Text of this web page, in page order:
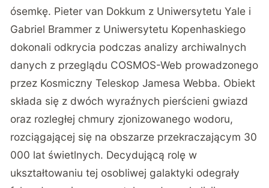
ósemkę. Pieter van Dokkum z Uniwersytetu Yale i
Gabriel Brammer z Uniwersytetu Kopenhaskiego
dokonali odkrycia podczas analizy archiwalnych
danych z przeglądu COSMOS-Web prowadzonego
przez Kosmiczny Teleskop Jamesa Webba. Obiekt
składa się z dwóch wyraźnych pierścieni gwiazd
oraz rozległej chmury zjonizowanego wodoru,
rozciągającej się na obszarze przekraczającym 30
000 lat świetlnych. Decydującą rolę w
ukształtowaniu tej osobliwej galaktyki odegrały